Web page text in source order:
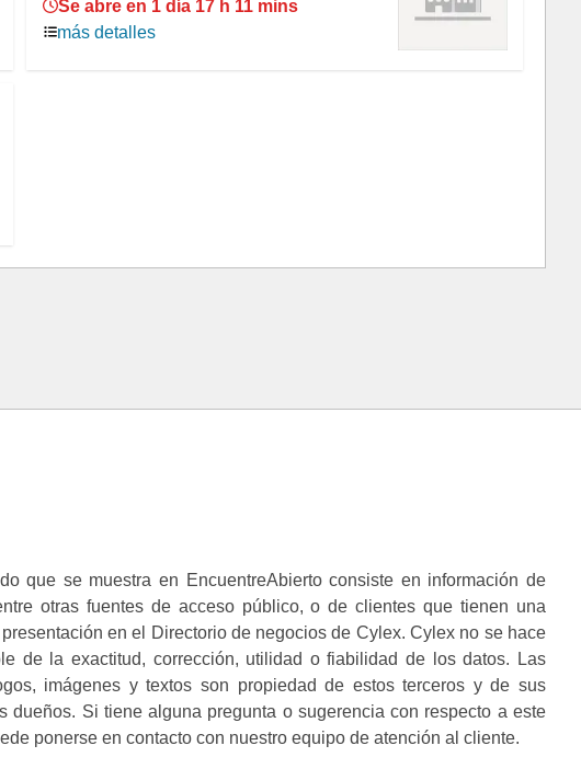
Se abre en 1 día 17 h 11 mins
más detalles
que se muestra en EncuentreAbierto consiste en información de
otras fuentes de acceso público, o de clientes que tienen una
en el Directorio de negocios de Cylex. Cylex no se hace
de la exactitud, corrección, utilidad o fiabilidad de los datos. Las
imágenes y textos son propiedad de estos terceros y de sus
dueños. Si tiene alguna pregunta o sugerencia con respecto a este
ponerse en contacto con nuestro equipo de atención al cliente.